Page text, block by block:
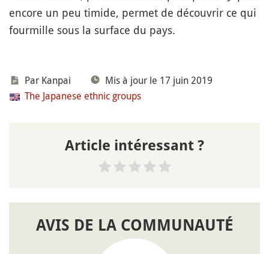
encore un peu timide, permet de découvrir ce qui
fourmille sous la surface du pays.
Par Kanpai
Mis à jour le 17 juin 2019
The Japanese ethnic groups
Article intéressant ?
AVIS DE LA COMMUNAUTÉ